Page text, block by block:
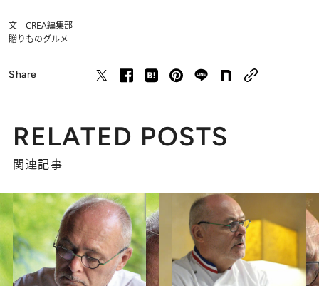
文＝CREA編集部
贈りものグルメ
Share
RELATED POSTS
関連記事